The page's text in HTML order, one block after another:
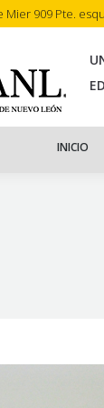
Mier 909 Pte.
INICIO